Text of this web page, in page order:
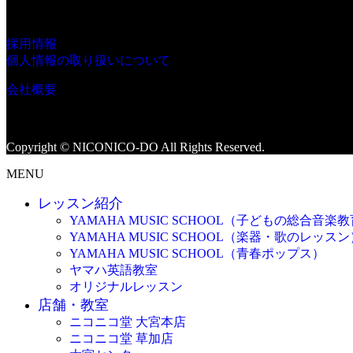
採用情報
個人情報の取り扱いについて
会社概要
Copyright © NICONICO-DO All Rights Reserved.
MENU
レッスン紹介
YAMAHA MUSIC SCHOOL（子どもの総合音楽教
YAMAHA MUSIC SCHOOL（楽器・歌のレッスン
YAMAHA MUSIC SCHOOL（青春ポップス）
ヤマハ英語教室
オリジナルレッスン
店舗・教室
ニコニコ堂 大宮本店
ニコニコ堂 草加店